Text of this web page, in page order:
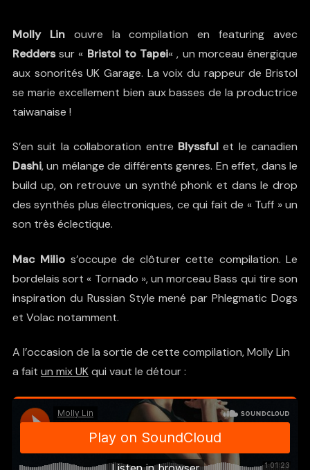
Molly Linouvre la compilation en featuring avec
Redderssur « Bristol to Tapei« , un morceau énergique
aux sonorités UK Garage. La voix du rappeur de Bristol
se marie excellement bien aux basses de la productrice
taiwanaise !
S’en suit la collaboration entre Blyssfulet le canadien
Dashi, un mélange de différents genres. En effet, dans le
build up, on retrouve un synthé phonk et dans le drop
des synthés plus électroniques, ce qui fait de « Tuff » un
son très éclectique.
Mac Milio s’occupe de clôturer cette compilation. Le
bordelais sort « Tornado », un morceau Bass qui tire son
inspiration du Russian Style mené par Phlegmatic Dogs
et Volac notamment.
A l’occasion de la sortie de cette compilation, Molly Lin
a fait un mix UKqui vaut le détour :